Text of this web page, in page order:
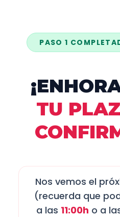
PASO 1
TU
Nos vemos el
(recuerda que
a las 11:00h o a